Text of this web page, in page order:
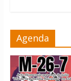
Agenda